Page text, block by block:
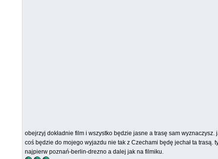
obejrzyj dokładnie film i wszystko będzie jasne a trasę sam wyznaczysz.
coś będzie do mojego wyjazdu nie tak z Czechami będę jechał ta trasą.
najpierw poznań-berlin-drezno a dalej jak na filmiku.